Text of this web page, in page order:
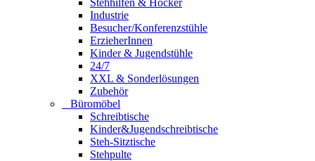
Stehhilfen & Hocker
Industrie
Besucher/Konferenzstühle
ErzieherInnen
Kinder & Jugendstühle
24/7
XXL & Sonderlösungen
Zubehör
Büromöbel
Schreibtische
Kinder&Jugendschreibtische
Steh-Sitztische
Stehpulte